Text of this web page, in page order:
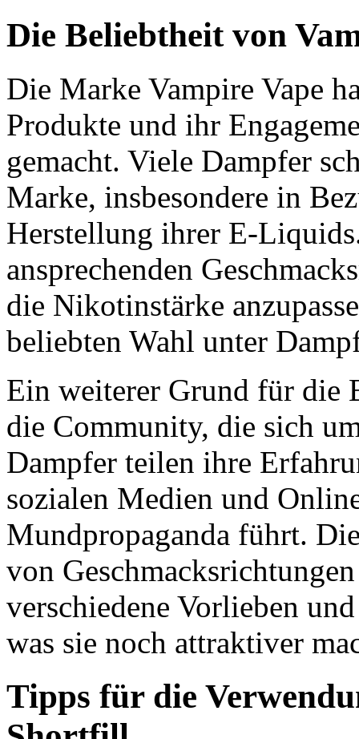
Die Beliebtheit von
Die Marke Vampire Vape
Produkte und ihr
gemacht. Viele Dampfer
Marke, insbesondere in
Herstellung ihrer E-
ansprechenden
die Nikotinstärke
beliebten Wahl unter
Ein weiterer Grund für die
die Community, die sich
Dampfer teilen ihre
sozialen Medien und
Mundpropaganda führt.
von
verschiedene Vorlieben
was sie noch attraktiver
Tipps für die